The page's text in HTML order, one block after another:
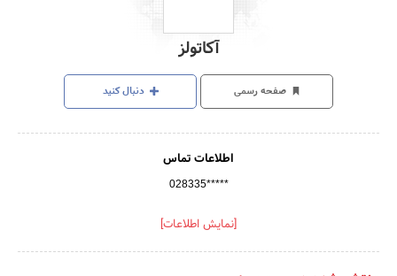
آکاتولز
صفحه رسمی دنبال کنید
اطلاعات تماس
028335*****
[نمایش اطلاعات]